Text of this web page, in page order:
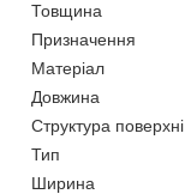
Товщина
Призначення
Матеріал
Довжина
Структура поверхні
Тип
Ширина